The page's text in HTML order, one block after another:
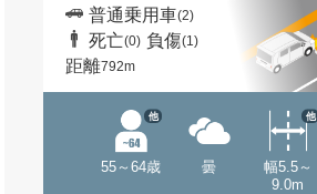
普通乗用車(2)
死亡(0) 負傷(1)
距離792m
55～64歳
他
曇
幅5.5～
9.0m
他